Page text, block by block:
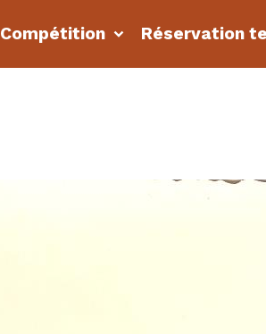
Compétition Réservation